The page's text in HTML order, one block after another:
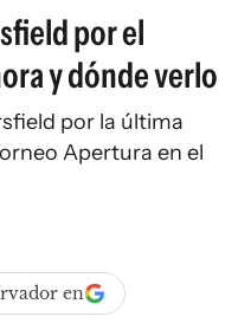
por el
y dónde verlo
por la última
Apertura en el
en